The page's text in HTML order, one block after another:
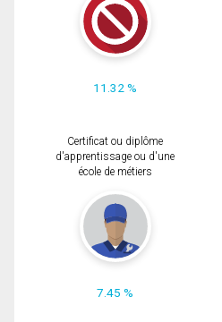
11.32 %
Certificat ou diplôme
d'apprentissage ou d'une
école de métiers
7.45 %